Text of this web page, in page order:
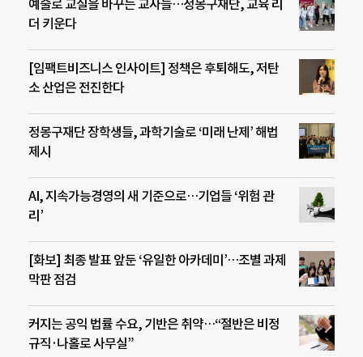
예술로 교실을 바꾸는 교사들…정몽구재단, 교육 리
더 키운다
[임팩트비즈니스 인사이트] 정책은 후퇴해도, 저탄
소 산업은 전진한다
정몽구재단 장학생들, 과학기술로 ‘미래 난제’ 해법
제시
AI, 지속가능경영의 새 기준으로…기업들 ‘위험 관
리’
[화보] 최종 발표 앞둔 ‘유일한 아카데미’…조별 과제
막판 점검
커지는 공익 법률 수요, 기반은 취약…“절반은 비정
규직·나홀로 사무실”